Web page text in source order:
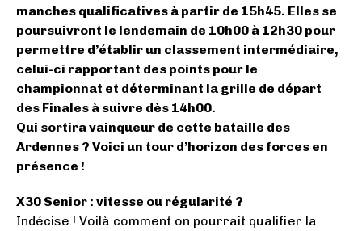
manches qualificatives à partir de 15h45. Elles se
poursuivront le lendemain de 10h00 à 12h30 pour
permettre d’établir un classement intermédiaire,
celui-ci rapportant des points pour le
championnat et déterminant la grille de départ
des Finales à suivre dès 14h00.
Qui sortira vainqueur de cette bataille des
Ardennes ? Voici un tour d’horizon des forces en
présence !
X30 Senior : vitesse ou régularité ?
Indécise ! Voilà comment on pourrait qualifier la